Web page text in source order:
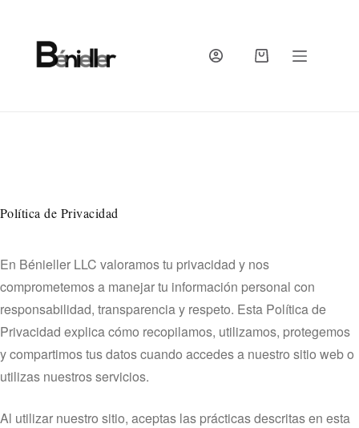
content
SHOPPING
Política de Privacidad
En Bénieller LLC valoramos tu privacidad y nos
comprometemos a manejar tu información personal con
responsabilidad, transparencia y respeto. Esta Política de
Privacidad explica cómo recopilamos, utilizamos, protegemos
y compartimos tus datos cuando accedes a nuestro sitio web o
utilizas nuestros servicios.
Al utilizar nuestro sitio, aceptas las prácticas descritas en esta